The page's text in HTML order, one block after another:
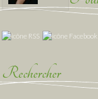
Rechercher